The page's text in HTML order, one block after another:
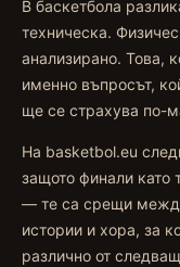
В баскетбола
техническа.
анализирано. Това,
именно въпросът,
ще се страхува по-
На basketbol.eu
защото финали като
— те са срещи
истории и хора, за
различно от